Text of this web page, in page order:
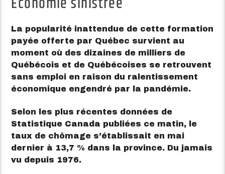
La popularité inattendue de cette formation
payée offerte par Québec survient au
moment où des dizaines de milliers de
Québécois et de Québécoises se retrouvent
sans emploi en raison du ralentissement
économique engendré par la pandémie.
Selon les plus récentes données de
Statistique Canada publiées ce matin, le
taux de chômage s’établissait en mai
dernier à 13,7 % dans la province. Du jamais
vu depuis 1976.